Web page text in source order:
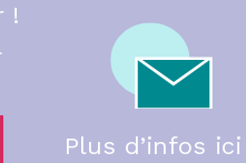
!
Plus d’infos